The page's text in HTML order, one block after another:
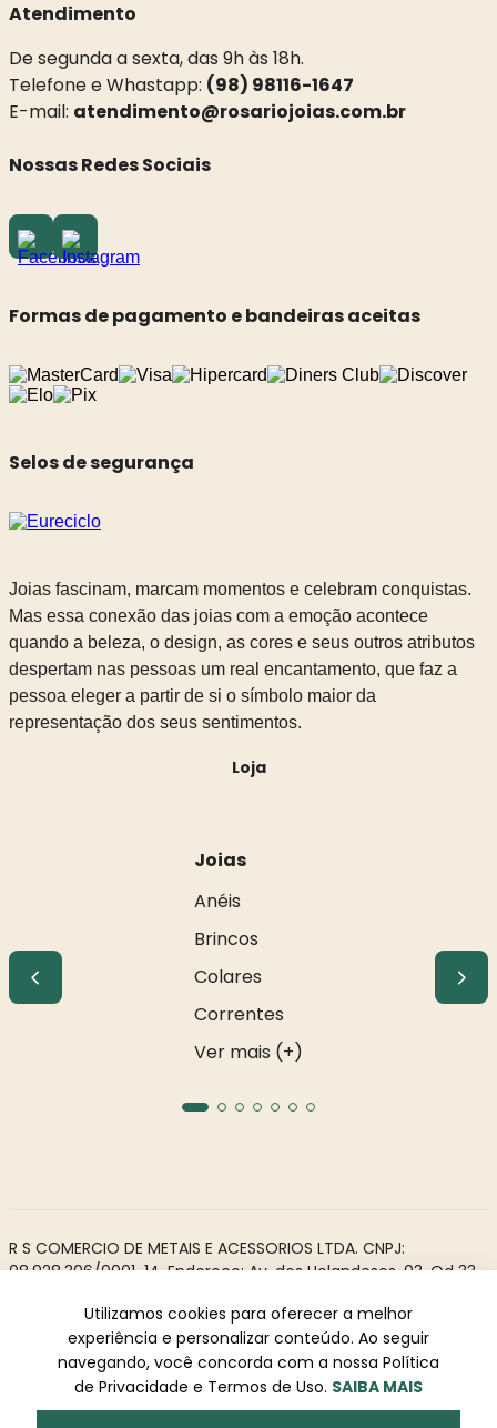
Atendimento
De segunda a sexta, das 9h às 18h.
Telefone e Whastapp: (98) 98116-1647
E-mail: atendimento@rosariojoias.com.br
Nossas Redes Sociais
Formas de pagamento e bandeiras aceitas
Selos de segurança
Joias fascinam, marcam momentos e celebram conquistas.
Mas essa conexão das joias com a emoção acontece
quando a beleza, o design, as cores e seus outros atributos
despertam nas pessoas um real encantamento, que faz a
pessoa eleger a partir de si o símbolo maior da
representação dos seus sentimentos.
Loja
Joias
Anéis
Brincos
Colares
Correntes
Ver mais (+)
R S COMERCIO DE METAIS E ACESSORIOS LTDA. CNPJ:
08.928.306/0001-14. Endereço: Av. dos Holandeses, 03, Qd 33,
Todos os direitos reservados à Rosa Rio - As informações não
podem ser reproduzidas total ou parcialmente sem
autorização prévia.
Utilizamos cookies para oferecer a melhor
experiência e personalizar conteúdo. Ao seguir
navegando, você concorda com a nossa Política
de Privacidade e Termos de Uso. SAIBA MAIS